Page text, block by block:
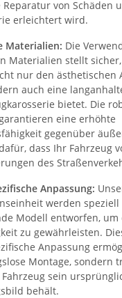
von Schäden
erleichtert wird.
Materialien: Die
Materialien stellt
nur den ästhetischen
auch eine
bietet. Die
eine erhöhte
gegenüber
dass Ihr Fahrzeug
des
Anpassung:
werden speziell
Modell entworfen, um
zu gewährleisten.
Anpassung
Montage, sondern
sein
behält.